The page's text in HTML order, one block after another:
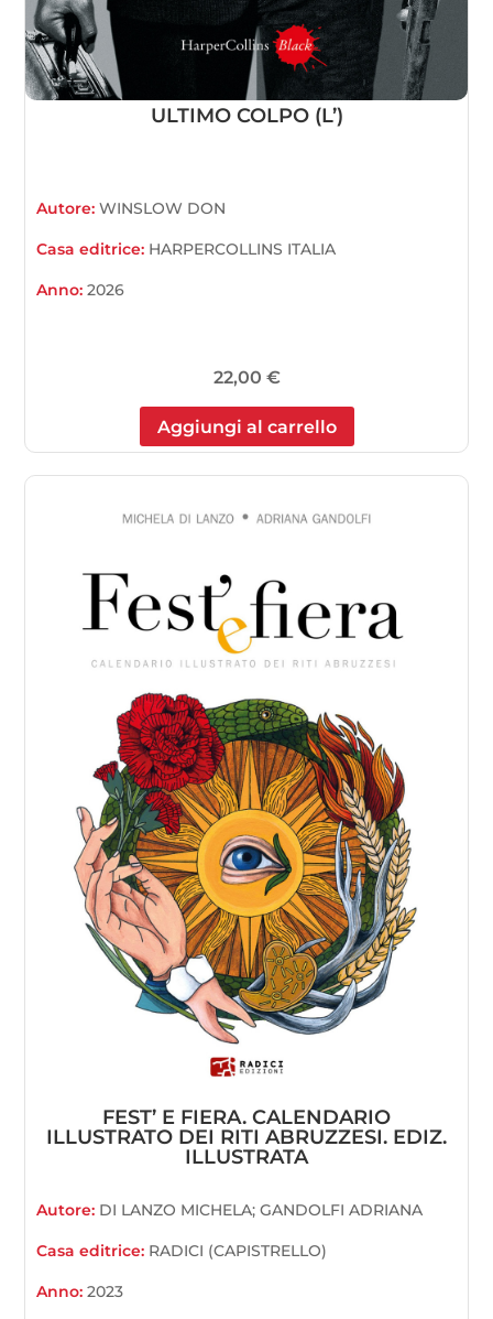
ULTIMO COLPO (L’)
Autore:WINSLOW DON
Casa editrice: HARPERCOLLINS ITALIA
Anno:2026
22,00 €
Aggiungi al carrello
FEST’ E FIERA. CALENDARIO
ILLUSTRATO DEI RITI ABRUZZESI. EDIZ.
ILLUSTRATA
Autore: DI LANZO MICHELA; GANDOLFI ADRIANA
Casa editrice: RADICI (CAPISTRELLO)
Anno:2023